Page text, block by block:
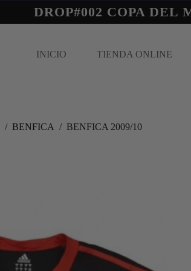
DROP#002 COPA DEL
INICIO TIENDA ONLINE
/ BENFICA / BENFICA 2009/10